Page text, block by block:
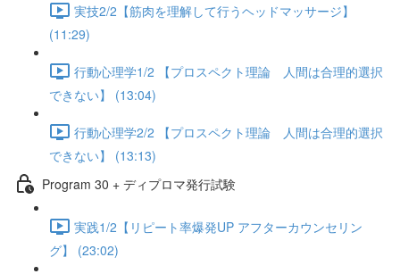
実技2/2【筋肉を理解して行うヘッドマッサージ】
(11:29)
行動心理学1/2 【プロスペクト理論 人間は合理的選択
できない】 (13:04)
行動心理学2/2 【プロスペクト理論 人間は合理的選択
できない】 (13:13)
Program 30 + ディプロマ発行試験
実践1/2【リピート率爆発UP アフターカウンセリン
グ】 (23:02)